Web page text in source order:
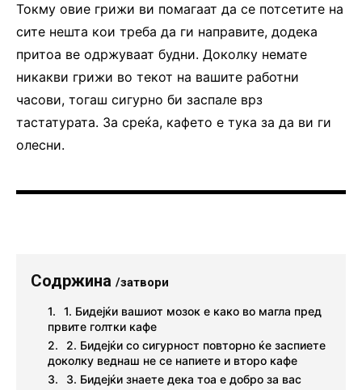
Токму овие грижи ви помагаат да се потсетите на
сите нешта кои треба да ги направите, додека
притоа ве одржуваат будни. Доколку немате
никакви грижи во текот на вашите работни
часови, тогаш сигурно би заспале врз
тастатурата. За среќа, кафето е тука за да ви ги
олесни.
Содржина /затвори
1. Бидејќи вашиот мозок е како во магла пред
првите голтки кафе
2. Бидејќи со сигурност повторно ќе заспиете
доколку веднаш не се напиете и второ кафе
3. Бидејќи знаете дека тоа е добро за вас